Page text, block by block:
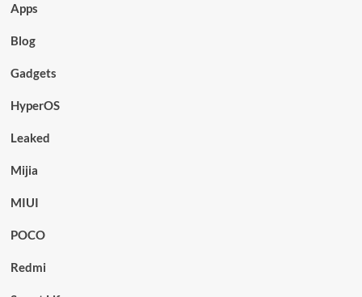
Apps
Blog
Gadgets
HyperOS
Leaked
Mijia
MIUI
POCO
Redmi